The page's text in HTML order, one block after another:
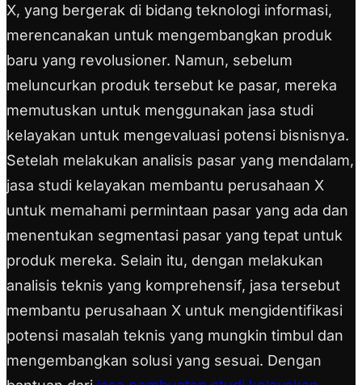
X, yang bergerak di bidang teknologi informasi,
merencanakan untuk mengembangkan produk
baru yang revolusioner. Namun, sebelum
meluncurkan produk tersebut ke pasar, mereka
memutuskan untuk menggunakan jasa studi
kelayakan untuk mengevaluasi potensi bisnisnya.
Setelah melakukan analisis pasar yang mendalam,
jasa studi kelayakan membantu perusahaan X
untuk memahami permintaan pasar yang ada dan
menentukan segmentasi pasar yang tepat untuk
produk mereka. Selain itu, dengan melakukan
analisis teknis yang komprehensif, jasa tersebut
membantu perusahaan X untuk mengidentifikasi
potensi masalah teknis yang mungkin timbul dan
mengembangkan solusi yang sesuai. Dengan